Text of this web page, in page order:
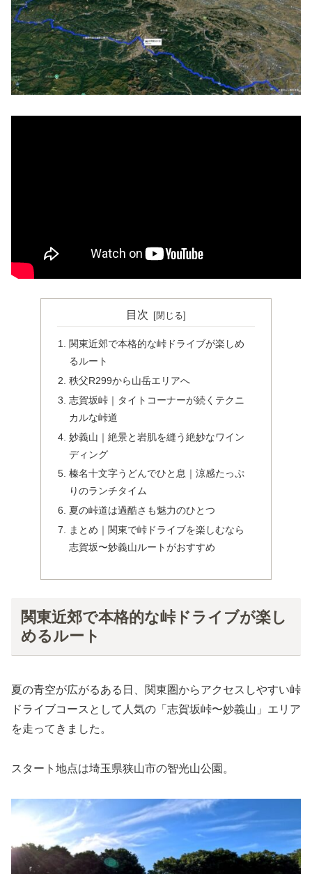
目次
関東近郊で本格的な峠ドライブが楽しめ
るルート
秩父R299から山岳エリアへ
志賀坂峠｜タイトコーナーが続くテクニ
カルな峠道
妙義山｜絶景と岩肌を縫う絶妙なワイン
ディング
榛名十文字うどんでひと息｜涼感たっぷ
りのランチタイム
夏の峠道は過酷さも魅力のひとつ
まとめ｜関東で峠ドライブを楽しむなら
志賀坂〜妙義山ルートがおすすめ
関東近郊で本格的な峠ドライブが楽し
めるルート
夏の青空が広がるある日、関東圏からアクセスしやすい峠
ドライブコースとして人気の「志賀坂峠〜妙義山」エリア
を走ってきました。
スタート地点は埼玉県狭山市の智光山公園。